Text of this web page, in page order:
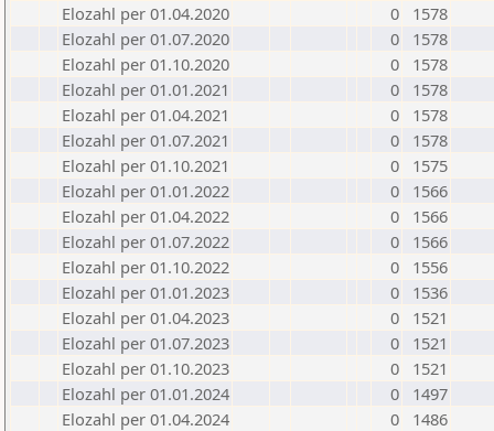
Elozahl per 01.04.2020
0
1578
Elozahl per 01.07.2020
0
1578
Elozahl per 01.10.2020
0
1578
Elozahl per 01.01.2021
0
1578
Elozahl per 01.04.2021
0
1578
Elozahl per 01.07.2021
0
1578
Elozahl per 01.10.2021
0
1575
Elozahl per 01.01.2022
0
1566
Elozahl per 01.04.2022
0
1566
Elozahl per 01.07.2022
0
1566
Elozahl per 01.10.2022
0
1556
Elozahl per 01.01.2023
0
1536
Elozahl per 01.04.2023
0
1521
Elozahl per 01.07.2023
0
1521
Elozahl per 01.10.2023
0
1521
Elozahl per 01.01.2024
0
1497
Elozahl per 01.04.2024
0
1486